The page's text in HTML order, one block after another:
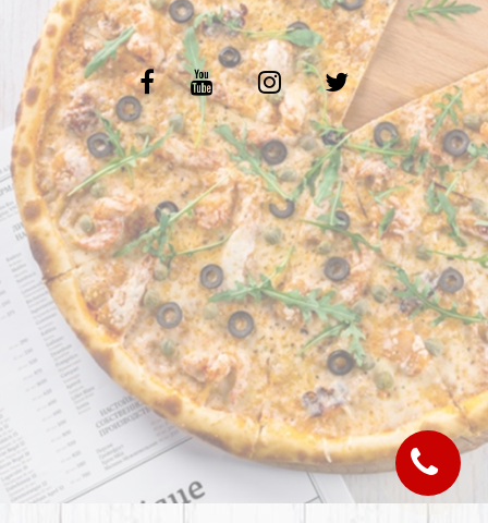
MENTIONS LÉGALES
C.G.V